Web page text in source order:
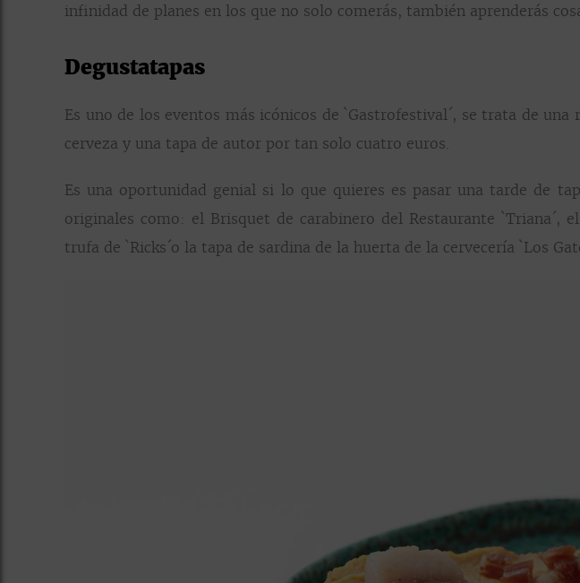
infinidad de planes en los que no solo comerás, también aprenderás
Degustatapas
Es uno de los eventos más icónicos de `Gastrofestival´, se trata de
cerveza y una tapa de autor por tan solo cuatro euros.
Es una oportunidad genial si lo que quieres es pasar una tarde de
originales como: el Brisquet de carabinero del Restaurante
trufa de `Ricks´o la tapa de sardina de la huerta de la cervecería `Los